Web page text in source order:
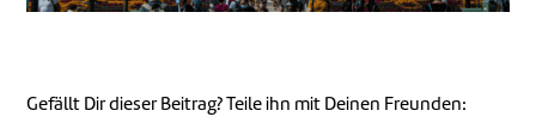
Gefällt Dir dieser Beitrag? Teile ihn mit Deinen Freunden: